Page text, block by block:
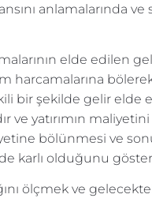
anlamalarında ve
elde edilen
bir şekilde gelir elde
ve yatırımın
bölünmesi ve
karlı olduğunu
ölçmek ve